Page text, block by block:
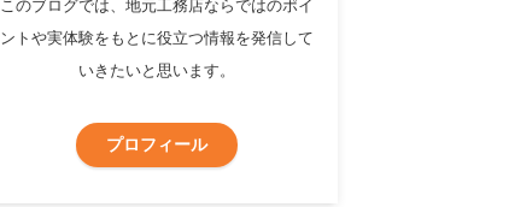
このブログでは、地元工務店ならではのポイ
ントや実体験をもとに役立つ情報を発信して
いきたいと思います。
プロフィール